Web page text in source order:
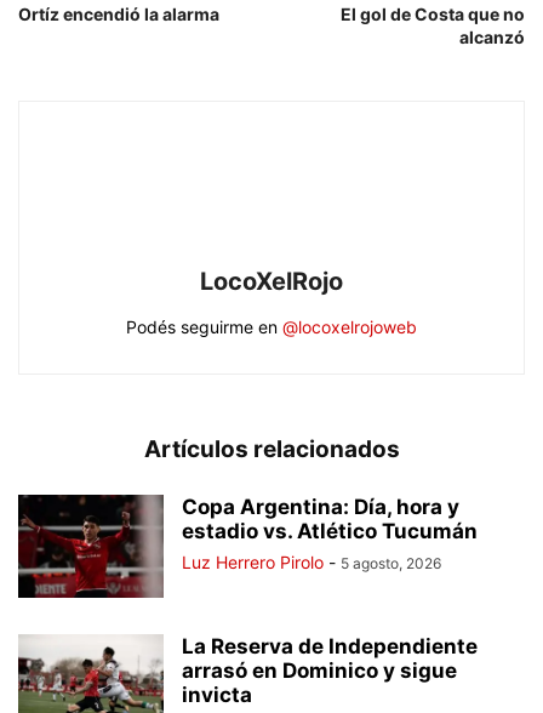
Ortíz encendió la alarma
El gol de Costa que no
alcanzó
LocoXelRojo
Podés seguirme en @locoxelrojoweb
Artículos relacionados
Copa Argentina: Día, hora y
estadio vs. Atlético Tucumán
Luz Herrero Pirolo - 5 agosto, 2026
La Reserva de Independiente
arrasó en Dominico y sigue
invicta